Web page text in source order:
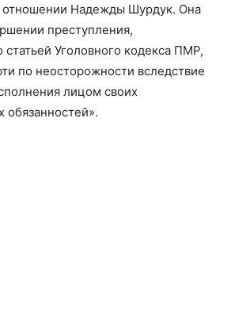
отношении Надежды Шурдук. Она
преступления,
статьей Уголовного кодекса ПМР,
по неосторожности вследствие
лицом своих
обязанностей».